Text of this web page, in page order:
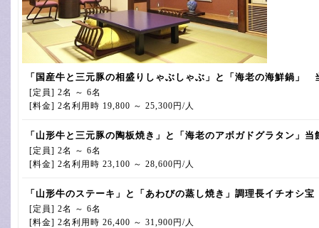
「国産牛と三元豚の相盛りしゃぶしゃぶ」と「海老の海鮮鍋」
[定員] 2名 ～ 6名
[料金] 2名利用時 19,800 ～ 25,300円/人
「山形牛と三元豚の陶板焼き」と「海老のアボガドグラタン」
[定員] 2名 ～ 6名
[料金] 2名利用時 23,100 ～ 28,600円/人
「山形牛のステーキ」と「あわびの蒸し焼き」調理長イチオシ
[定員] 2名 ～ 6名
[料金] 2名利用時 26,400 ～ 31,900円/人